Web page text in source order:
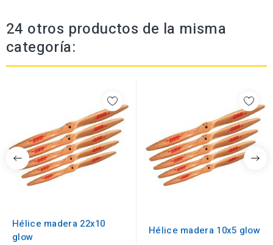
24 otros productos de la misma
categoría:
Hélice madera 22x10
glow
Hélice madera 10x5 glow